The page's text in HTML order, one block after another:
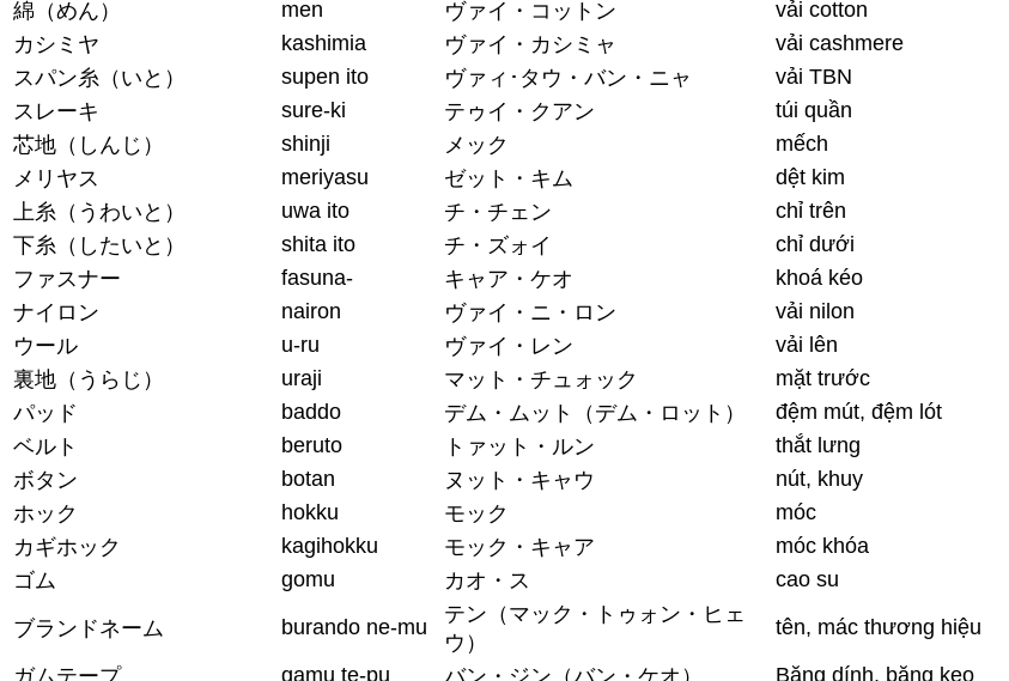
綿（めん）
men ヴァイ・コットン
vải cotton
カシミヤ
kashimia ヴァイ・カシミャ
vải cashmere
スパン糸（いと）
supen ito ヴァィ･タウ・バン・ニャ
vải TBN
スレーキ
sure-ki テゥイ・クアン
túi quần
芯地（しんじ）
shinji メック
mếch
メリヤス
meriyasu ゼット・キム
dệt kim
上糸（うわいと）
uwa ito チ・チェン
chỉ trên
下糸（したいと）
shita ito チ・ズォイ
chỉ dưới
ファスナー
fasuna- キャア・ケオ
khoá kéo
ナイロン
nairon ヴァイ・ニ・ロン
vải nilon
ウール
u-ru ヴァイ・レン
vải lên
裏地（うらじ）
uraji マット・チュォック
mặt trước
パッド
baddo デム・ムット（デム・ロット）
đệm mút, đệm lót
ベルト
beruto トァット・ルン
thắt lưng
ボタン
botan ヌット・キャウ
nút, khuy
ホック
hokku モック
móc
カギホック
kagihokku モック・キャア
móc khóa
ゴム
gomu カオ・ス cao su
ブランドネーム burando ne-mu
テン（マック・トゥォン・ヒェ
ウ）
tên, mác thương hiệu
ガムテープ gamu te-pu バン・ジン（バン・ケオ） Băng dính, băng keo